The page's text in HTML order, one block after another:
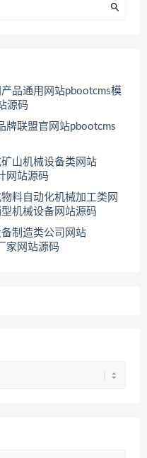
品通用网站pbootcms模
源码
牌联盟官网站pbootcms
山机械设备类网站
网站源码
料自动化机械加工类网
机械设备网站源码
制造类公司网站
家网站源码